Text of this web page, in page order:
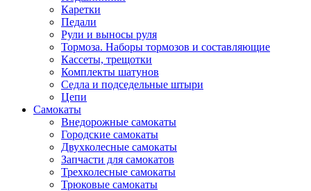
Каретки
Педали
Рули и выносы руля
Тормоза. Наборы тормозов и составляющие
Кассеты, трещотки
Комплекты шатунов
Седла и подседельные штыри
Цепи
Самокаты
Внедорожные самокаты
Городские самокаты
Двухколесные самокаты
Запчасти для самокатов
Трехколесные самокаты
Трюковые самокаты